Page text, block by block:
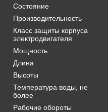
Состояние
Производительность
Класс защиты корпуса
электродвигателя
Мощность
Длина
Высоты
Температура воды, не
более
Рабочие обороты